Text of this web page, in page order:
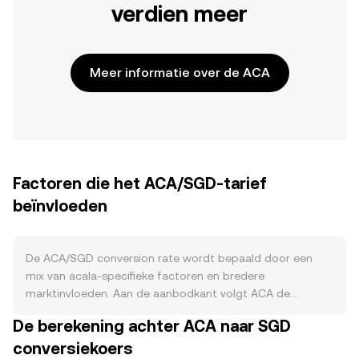
verdien meer
Meer informatie over de ACA
Factoren die het ACA/SGD-tarief
beïnvloeden
De ACA/SGD conversion rate wordt bepaald door een
mix van acala-specifieke factoren en bredere
marktinvloeden. Aan de aanbodkant volgt ACA de
gedefinieerde uitgifte- en vestingscurve voor vroege
bijdragers, team en ecosysteemfondsen, wat periodiek
De berekening achter ACA naar SGD
conversiekoers